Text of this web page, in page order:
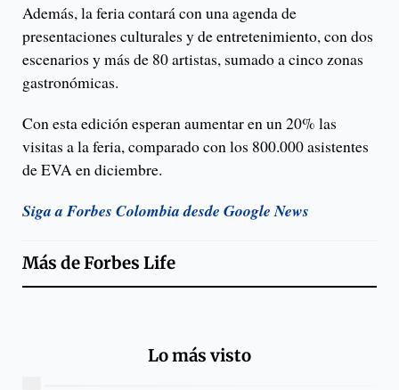
Además, la feria contará con una agenda de
presentaciones culturales y de entretenimiento, con dos
escenarios y más de 80 artistas, sumado a cinco zonas
gastronómicas.
Con esta edición esperan aumentar en un 20% las
visitas a la feria, comparado con los 800.000 asistentes
de EVA en diciembre.
Siga a Forbes Colombia desde Google News
Más deForbes Life
Lo más visto